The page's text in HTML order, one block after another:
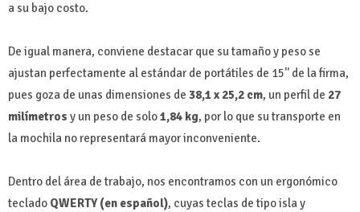
a su bajo costo.
De igual manera, conviene destacar que su tamaño y peso se
ajustan perfectamente al estándar de portátiles de 15'' de la firma,
pues goza de unas dimensiones de 38,1 x 25,2 cm, un perfil de 27
milímetros y un peso de solo1,84 kg, por lo que su transporte en
la mochila no representará mayor inconveniente.
Dentro del área de trabajo, nos encontramos con un ergonómico
teclado QWERTY (en español), cuyas teclas de tipo isla y